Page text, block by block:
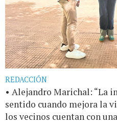
REDACCIÓN
• Alejandro Marichal: “La
sentido cuando mejora la
los vecinos cuentan con